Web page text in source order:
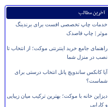
آخرین مطالب
خدمات چاپ تخصصی افست برای برندینگ
موثر | چاپ قاصدک
راهنمای جامع خرید اینترنتی موکت؛ از انتخاب تا
نصب در منزل شما
آیا کانکس ساندویچ پانل انتخاب درستی برای
شماست؟
دیزاین خانه با موکت؛ بهترین ترکیب میان زیبایی
و کارایی